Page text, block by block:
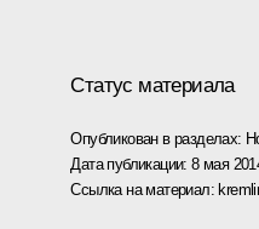
Статус материала
Опубликован в разделах:
Дата публикации:8 мая
Ссылка на материал: